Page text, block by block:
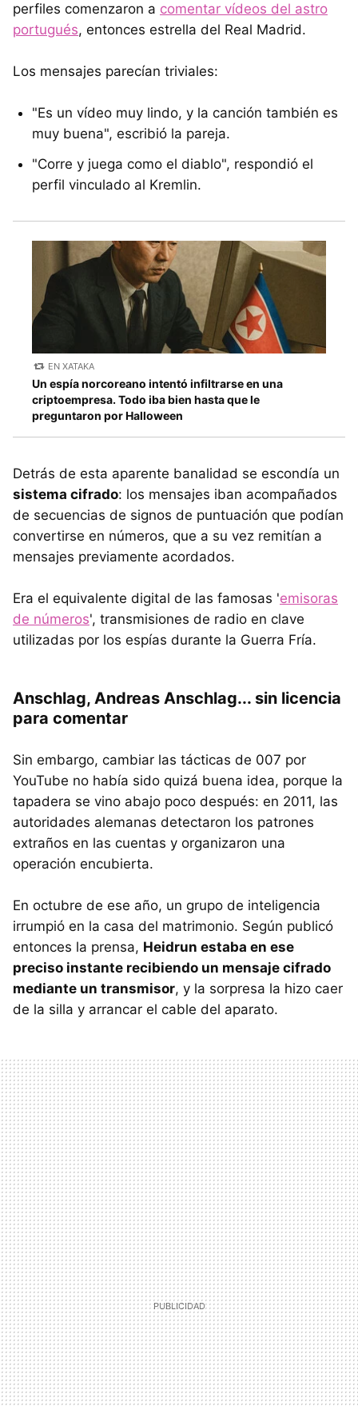
perfiles comenzaron a comentar vídeos del astro
portugués, entonces estrella del Real Madrid.
Los mensajes parecían triviales:
"Es un vídeo muy lindo, y la canción también es
muy buena", escribió la pareja.
"Corre y juega como el diablo", respondió el
perfil vinculado al Kremlin.
EN XATAKA
Un espía norcoreano intentó infiltrarse en una
criptoempresa. Todo iba bien hasta que le
preguntaron por Halloween
Detrás de esta aparente banalidad se escondía un
sistema cifrado: los mensajes iban acompañados
de secuencias de signos de puntuación que podían
convertirse en números, que a su vez remitían a
mensajes previamente acordados.
Era el equivalente digital de las famosas 'emisoras
de números', transmisiones de radio en clave
utilizadas por los espías durante la Guerra Fría.
Anschlag, Andreas Anschlag... sin licencia
para comentar
Sin embargo, cambiar las tácticas de 007 por
YouTube no había sido quizá buena idea, porque la
tapadera se vino abajo poco después: en 2011, las
autoridades alemanas detectaron los patrones
extraños en las cuentas y organizaron una
operación encubierta.
En octubre de ese año, un grupo de inteligencia
irrumpió en la casa del matrimonio. Según publicó
entonces la prensa, Heidrun estaba en ese
preciso instante recibiendo un mensaje cifrado
mediante un transmisor, y la sorpresa la hizo caer
de la silla y arrancar el cable del aparato.